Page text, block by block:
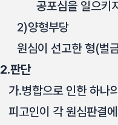
공포심을 일으키
2)양형부당
원심이 선고한 형(벌
2.판단
가.병합으로 인한 하나
피고인이 각 원심판결